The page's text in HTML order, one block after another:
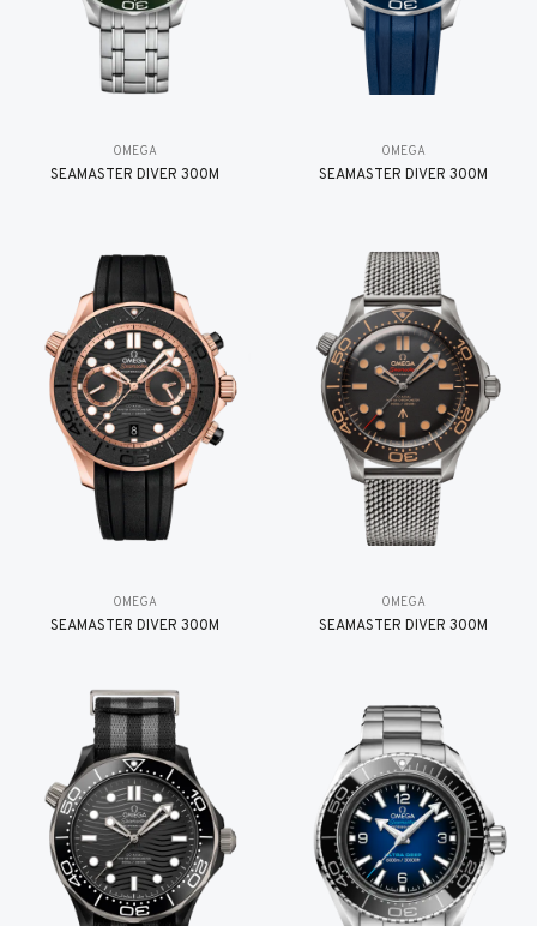
OMEGA
SEAMASTER DIVER 300M
OMEGA
SEAMASTER DIVER 300M
OMEGA
SEAMASTER DIVER 300M
OMEGA
SEAMASTER DIVER 300M